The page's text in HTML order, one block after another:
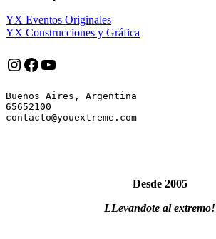
YX Eventos Originales
YX Construcciones y Gráfica
Instagram
Facebook
YouTube
Buenos Aires, Argentina
65652100
Desde 2005
LLevandote al extremo!